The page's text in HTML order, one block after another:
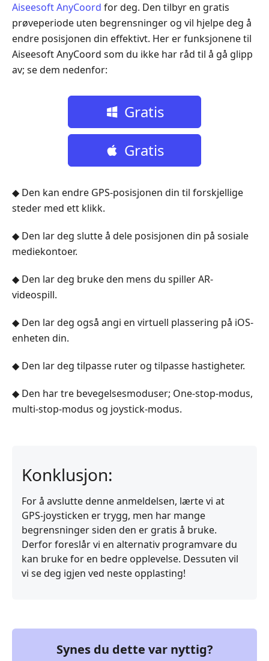
Aiseesoft AnyCoord for deg. Den tilbyr en gratis
prøveperiode uten begrensninger og vil hjelpe deg å
endre posisjonen din effektivt. Her er funksjonene til
Aiseesoft AnyCoord som du ikke har råd til å gå glipp
av; se dem nedenfor:
Gratis
nedlasting
Gratis
◆ Den kan endre GPS-posisjonen din til forskjellige
steder med ett klikk.
◆ Den lar deg slutte å dele posisjonen din på sosiale
mediekontoer.
◆ Den lar deg bruke den mens du spiller AR-
videospill.
◆ Den lar deg også angi en virtuell plassering på iOS-
enheten din.
◆ Den lar deg tilpasse ruter og tilpasse hastigheter.
◆ Den har tre bevegelsesmoduser; One-stop-modus,
multi-stop-modus og joystick-modus.
Konklusjon:
For å avslutte denne anmeldelsen, lærte vi at
GPS-joysticken er trygg, men har mange
begrensninger siden den er gratis å bruke.
Derfor foreslår vi en alternativ programvare du
kan bruke for en bedre opplevelse. Dessuten vil
vi se deg igjen ved neste opplasting!
Synes du dette var nyttig?